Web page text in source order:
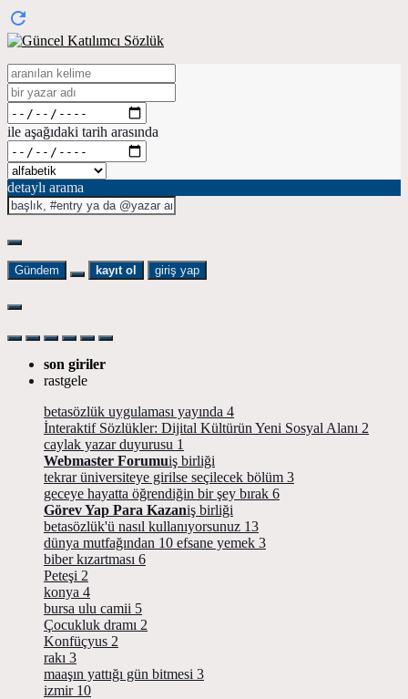
ile aşağıdaki tarih arasında
detaylı arama
Gündem kayıt ol giriş yap
son giriler
rastgele
betasözlük uygulaması yayında 4
İnteraktif Sözlükler: Dijital Kültürün Yeni Sosyal Alanı 2
caylak yazar duyurusu 1
Webmaster Forumuiş birliği
tekrar üniversiteye girilse seçilecek bölüm 3
geceye hayatta öğrendiğin bir şey bırak 6
Görev Yap Para Kazaniş birliği
betasözlük'ü nasıl kullanıyorsunuz 13
dünya mutfağından 10 efsane yemek 3
biber kızartması 6
Peteşi 2
konya 4
bursa ulu camii 5
Çocukluk dramı 2
Konfüçyus 2
rakı 3
maaşın yattığı gün bitmesi 3
izmir 10